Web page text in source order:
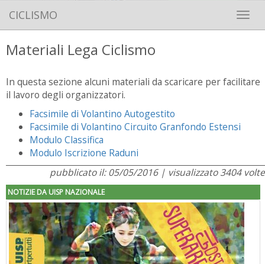
CICLISMO
Materiali Lega Ciclismo
In questa sezione alcuni materiali da scaricare per facilitare
il lavoro degli organizzatori.
Facsimile di Volantino Autogestito
Facsimile di Volantino Circuito Granfondo Estensi
Modulo Classifica
Modulo Iscrizione Raduni
pubblicato il: 05/05/2016 | visualizzato 3404 volte
NOTIZIE DA UISP NAZIONALE